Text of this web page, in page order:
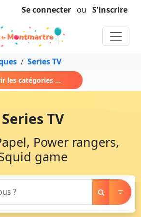
Se connecter ou S'inscrire
Series TV
les catégories ...
Series TV
Power rangers,
game